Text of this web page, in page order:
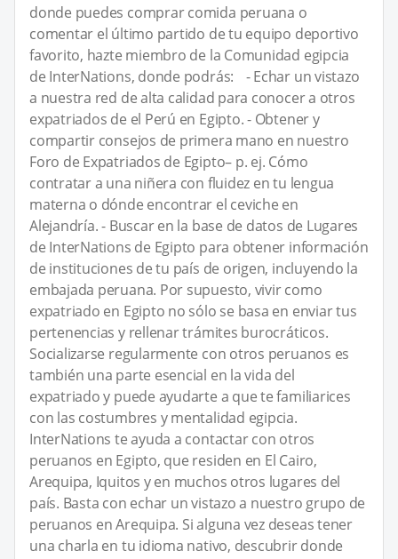
donde puedes comprar comida peruana o
comentar el último partido de tu equipo deportivo
favorito, hazte miembro de la Comunidad egipcia
de InterNations, donde podrás: - Echar un vistazo
a nuestra red de alta calidad para conocer a otros
expatriados de el Perú en Egipto. - Obtener y
compartir consejos de primera mano en nuestro
Foro de Expatriados de Egipto– p. ej. Cómo
contratar a una niñera con fluidez en tu lengua
materna o dónde encontrar el ceviche en
Alejandría. - Buscar en la base de datos de Lugares
de InterNations de Egipto para obtener información
de instituciones de tu país de origen, incluyendo la
embajada peruana. Por supuesto, vivir como
expatriado en Egipto no sólo se basa en enviar tus
pertenencias y rellenar trámites burocráticos.
Socializarse regularmente con otros peruanos es
también una parte esencial en la vida del
expatriado y puede ayudarte a que te familiarices
con las costumbres y mentalidad egipcia.
InterNations te ayuda a contactar con otros
peruanos en Egipto, que residen en El Cairo,
Arequipa, Iquitos y en muchos otros lugares del
país. Basta con echar un vistazo a nuestro grupo de
peruanos en Arequipa. Si alguna vez deseas tener
una charla en tu idioma nativo, descubrir donde